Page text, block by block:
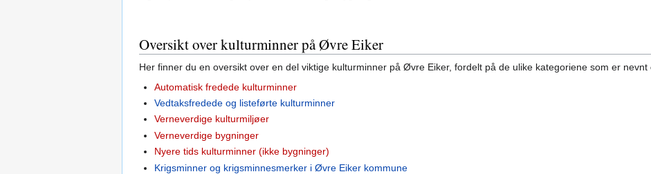
Oversikt over kulturminner på Øvre Eiker
Her finner du en oversikt over en del viktige kulturminner på Øvre Eiker, fordelt på de ulike kategoriene som er nevnt
Automatisk fredede kulturminner
Vedtaksfredede og listeførte kulturminner
Verneverdige kulturmiljøer
Verneverdige bygninger
Nyere tids kulturminner (ikke bygninger)
Krigsminner og krigsminnesmerker i Øvre Eiker kommune